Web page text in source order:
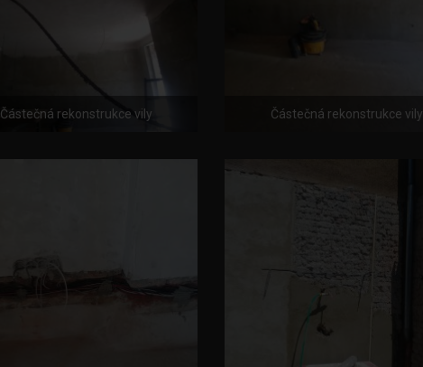
Částečná rekonstrukce vily Částečná rekonstrukce vily